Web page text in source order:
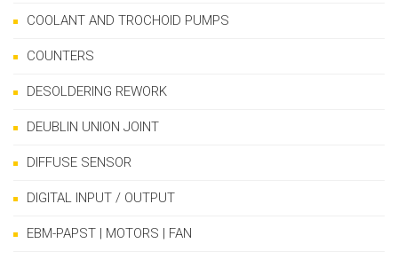
COOLANT AND TROCHOID PUMPS
COUNTERS
DESOLDERING REWORK
DEUBLIN UNION JOINT
DIFFUSE SENSOR
DIGITAL INPUT / OUTPUT
EBM-PAPST | MOTORS | FAN